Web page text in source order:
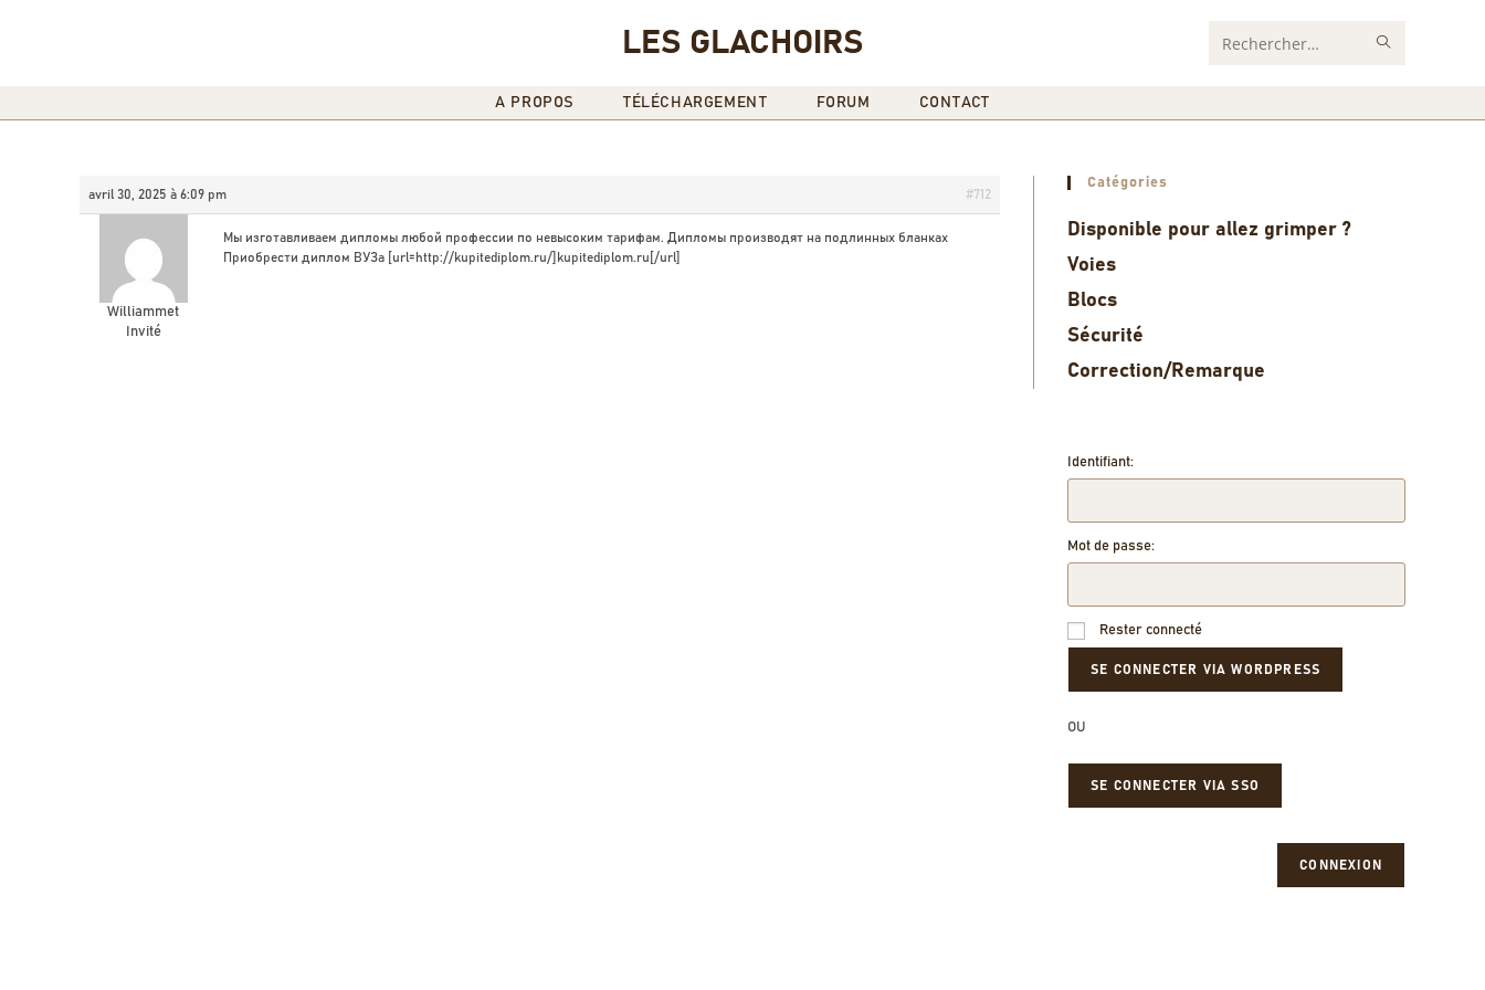
LES GLACHOIRS Rechercher
A PROPOS TÉLÉCHARGEMENT FORUM CONTACT
avril 30, 2025 à 6:09 pm #712
Williammet
Invité
Мы изготавливаем дипломы любой профессии по невысоким тарифам. Дипломы производят на подлинных бланках
Приобрести диплом ВУЗа [url=http://kupitediplom.ru/]kupitediplom.ru[/url]
Catégories
Disponible pour allez grimper ?
Voies
Blocs
Sécurité
Correction/Remarque
Identifiant:
Mot de passe:
Rester connecté
OU
SE CONNECTER VIA SSO
CONNEXION